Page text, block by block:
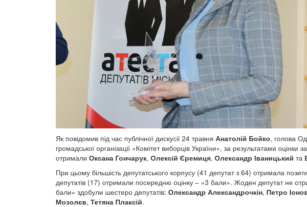
Як повідомив під час публічної дискусії 24 травня Анатолій Бойко, голова
громадської організації «Комітет виборців України», за результатами оцінки
отримали Оксана Гончарук, Олексій Єремиця, Олександр Іваницький та
При цьому більшість депутатського корпусу (41 депутат з 64) отримала
депутатів (17) отримали посередню оцінку – «3 бали». Жоден депутат не
бали» здобули шестеро депутатів: Олександр Александрочкін, Петро
Мозолєв, Тетяна Плаксій.